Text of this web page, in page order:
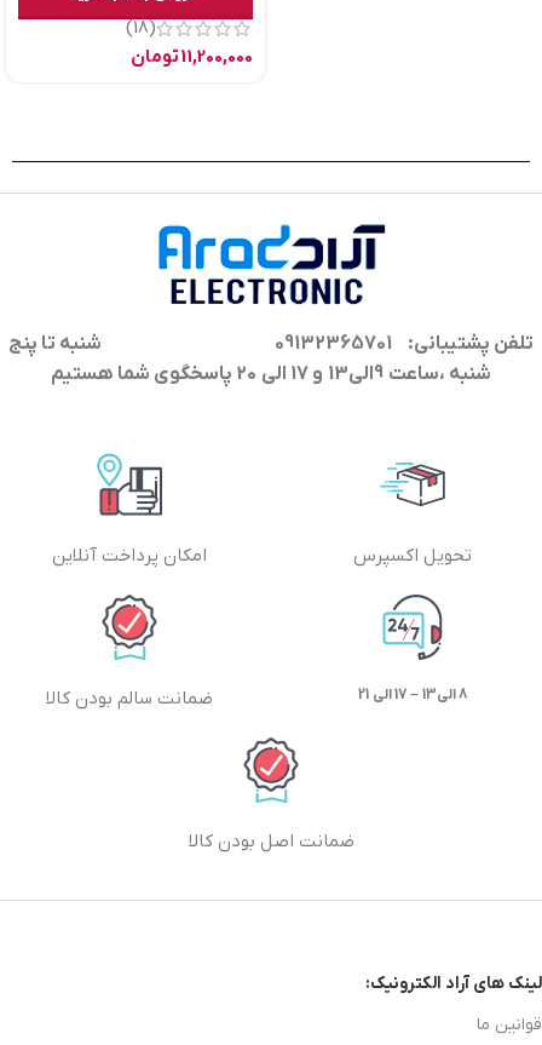
(18)
11,200,000تومان
تلفن پشتیبانی: 09132365701
شنبه تا پنج
شنبه ،ساعت 9الی13 و 17 الی 20 پاسخگوی شما هستیم
تحویل اکسپرس امکان پرداخت آنلاین
8 الی13 – 17 الی 21 ضمانت سالم بودن کالا
ضمانت اصل بودن کالا
لینک های آراد الکترونیک:
قوانین ما